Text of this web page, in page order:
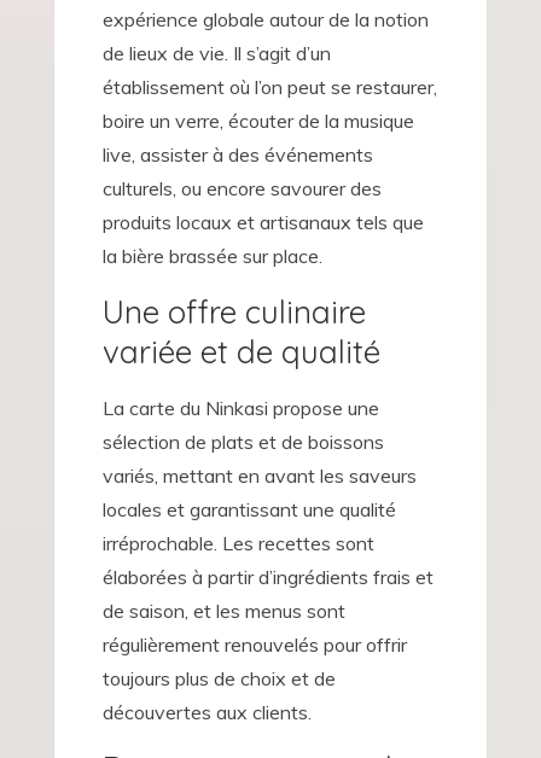
expérience globale autour de la notion
de lieux de vie. Il s’agit d’un
établissement où l’on peut se restaurer,
boire un verre, écouter de la musique
live, assister à des événements
culturels, ou encore savourer des
produits locaux et artisanaux tels que
la bière brassée sur place.
Une offre culinaire
variée et de qualité
La carte du Ninkasi propose une
sélection de plats et de boissons
variés, mettant en avant les saveurs
locales et garantissant une qualité
irréprochable. Les recettes sont
élaborées à partir d’ingrédients frais et
de saison, et les menus sont
régulièrement renouvelés pour offrir
toujours plus de choix et de
découvertes aux clients.